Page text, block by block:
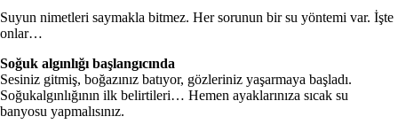
Suyun nimetleri saymakla bitmez. Her sorunun bir su yöntemi var. İşte
onlar…
Soğuk algınlığı başlangıcında
Sesiniz gitmiş, boğazınız batıyor, gözleriniz yaşarmaya başladı.
Soğukalgınlığının ilk belirtileri… Hemen ayaklarınıza sıcak su
banyosu yapmalısınız.